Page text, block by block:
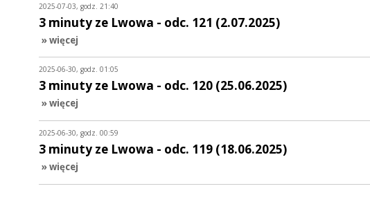
2025-07-03, godz. 21:40
3 minuty ze Lwowa - odc. 121 (2.07.2025)
» więcej
2025-06-30, godz. 01:05
3 minuty ze Lwowa - odc. 120 (25.06.2025)
» więcej
2025-06-30, godz. 00:59
3 minuty ze Lwowa - odc. 119 (18.06.2025)
» więcej